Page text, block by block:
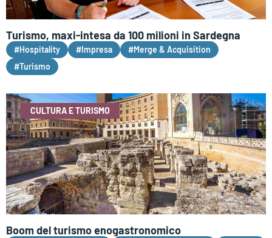
Turismo, maxi-intesa da 100 milioni in Sardegna
#Hospitality #Impresa
#Merge & Acquisition
#Turismo
CULTURA E TURISMO
Boom del turismo enogastronomico